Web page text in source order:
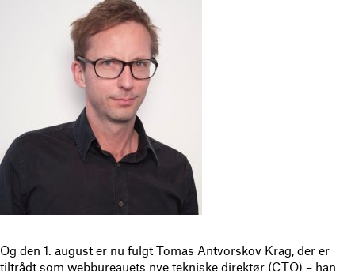
Og den 1. august er nu fulgt Tomas Antvorskov Krag, der er
tiltrådt som webbureauets nye tekniske direktør (CTO) – han